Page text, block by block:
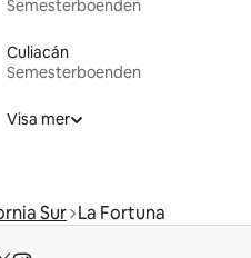
Semesterboenden
Culiacán
Semesterboenden
Visa mer
Sur La Fortuna